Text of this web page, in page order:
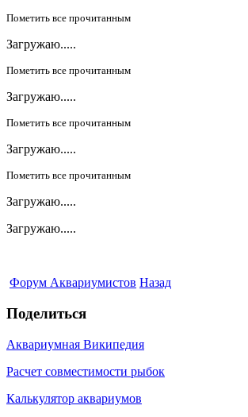
Пометить все прочитанным
Загружаю.....
Пометить все прочитанным
Загружаю.....
Пометить все прочитанным
Загружаю.....
Пометить все прочитанным
Загружаю.....
Загружаю.....
Форум Аквариумистов Назад
Поделиться
Аквариумная Википедия
Расчет совместимости рыбок
Калькулятор аквариумов